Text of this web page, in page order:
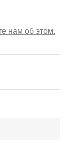
нам об этом.